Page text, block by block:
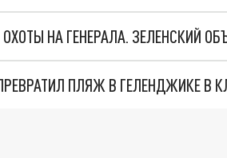
ПЛЯЖ В ГЕЛЕНДЖИКЕ В